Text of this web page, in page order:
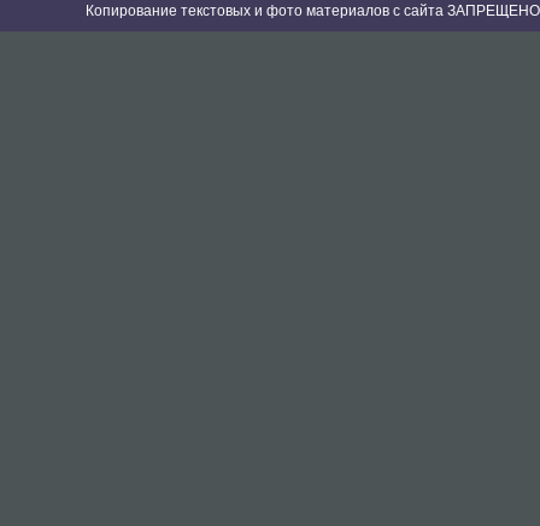
Копирование текстовых и фото материалов с сайта